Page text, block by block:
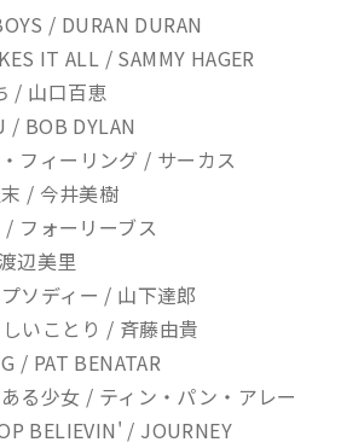
/ DURAN DURAN
IT ALL / SAMMY HAGER
/ 山口百恵
BOB DYLAN
フィーリング / サーカス
/ 今井美樹
フォーリーブス
辺美里
ソディー / 山下達郎
いことり / 斉藤由貴
/ PAT BENATAR
る少女 / ティン・パン・アレー
BELIEVIN' / JOURNEY